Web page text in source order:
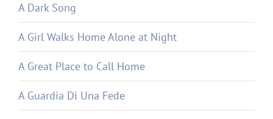
A Dark Song
A Girl Walks Home Alone at Night
A Great Place to Call Home
A Guardia Di Una Fede